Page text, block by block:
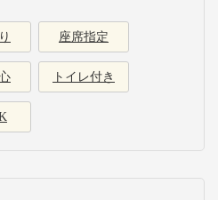
座席指定
トイレ付き